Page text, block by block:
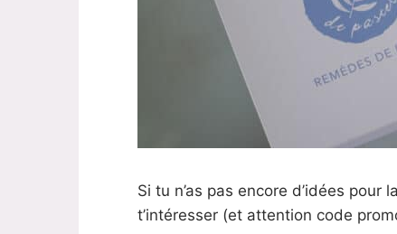
Si tu n’as pas encore d’idées
t’intéresser (et attention code